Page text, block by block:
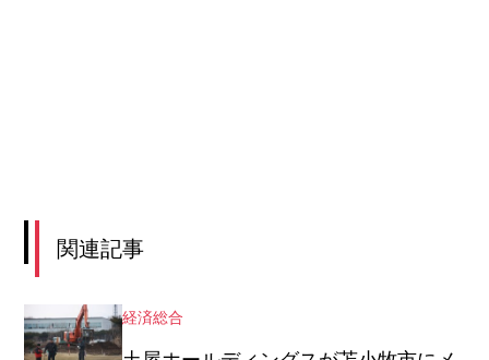
関連記事
経済総合